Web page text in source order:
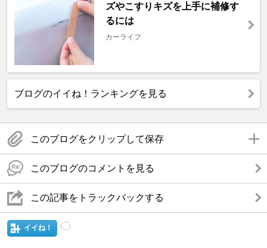
ズやこすりキズを上手に補修す
るには
カーライフ
ブログのイイね！ランキングを見る
このブログをクリップして保存
このブログのコメントを見る
この記事をトラックバックする
イイね！